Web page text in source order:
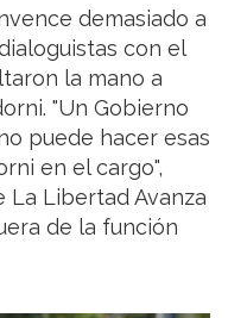
demasiado a
con el
la mano a
"Un Gobierno
puede hacer esas
en el cargo",
La Libertad Avanza
de la función